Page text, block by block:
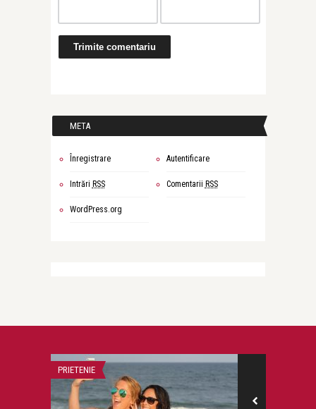
META
Înregistrare Autentificare
Intrări RSS Comentarii RSS
WordPress.org
PRIETENIE